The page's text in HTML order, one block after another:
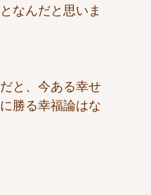
なんだと思いま
と、今ある幸せ
勝る幸福論はな